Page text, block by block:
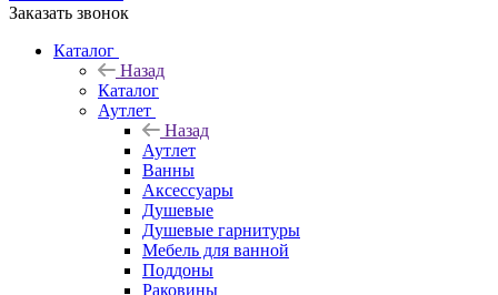
Заказать звонок
Каталог
Назад
Каталог
Аутлет
Назад
Аутлет
Ванны
Аксессуары
Душевые
Душевые гарнитуры
Мебель для ванной
Поддоны
Раковины